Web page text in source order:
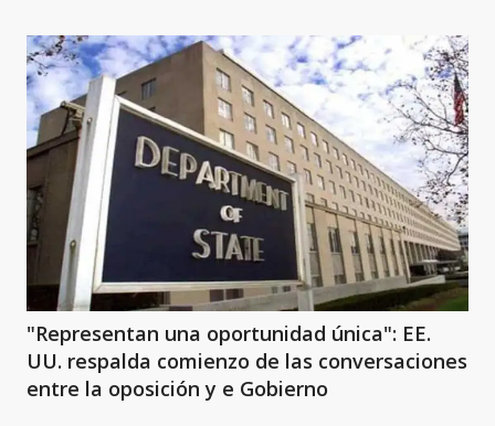
"Representan una oportunidad única": EE.
UU. respalda comienzo de las conversaciones
entre la oposición y e Gobierno